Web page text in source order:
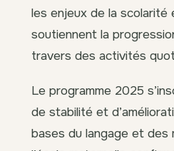
les enjeux de la scolarité
soutiennent la
travers des activités
Le programme 2025
de stabilité et
bases du langage et des